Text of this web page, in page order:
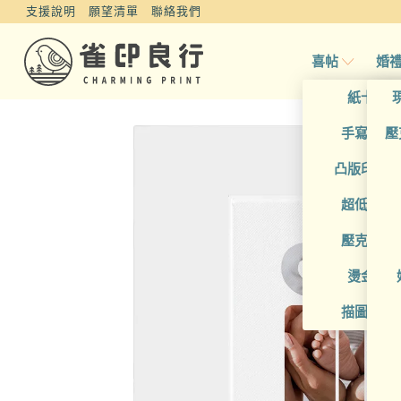
支援說明 願望清單 聯絡我們
喜帖
紙卡喜帖
手寫風喜
凸版印刷
超低價喜
壓克力喜
燙金喜帖
描圖紙喜
婚